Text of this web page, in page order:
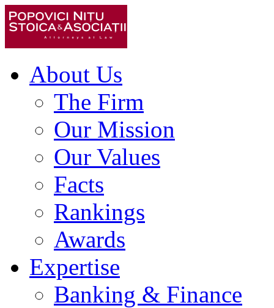
About Us
The Firm
Our Mission
Our Values
Facts
Rankings
Awards
Expertise
Banking & Finance